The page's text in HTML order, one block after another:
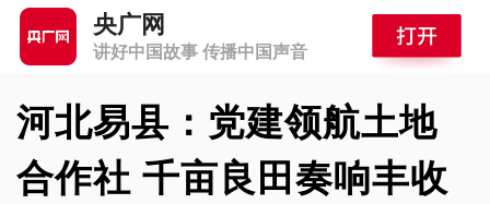
央广网
讲好中国故事 传播中国声音
河北易县：党建领航土地
合作社 千亩良田奏响丰收